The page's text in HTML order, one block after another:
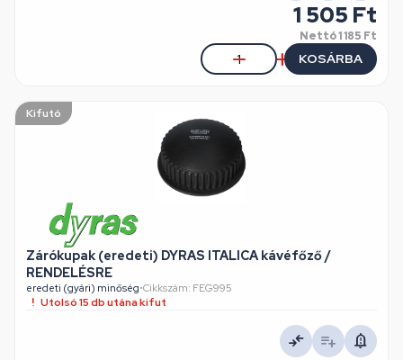
1 505 Ft
Nettó1 185 Ft
KOSÁRBA
Kifutó
Zárókupak (eredeti) DYRAS ITALICA kávéfőző /
RENDELÉSRE
eredeti (gyári) minőség•Cikkszám: FEG995
Utolsó 15 db utána kifut